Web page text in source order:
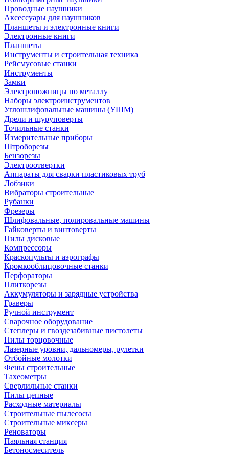
Проводные наушники
Аксессуары для наушников
Планшеты и электронные книги
Электронные книги
Планшеты
Инструменты и строительная техника
Рейсмусовые станки
Инструменты
Замки
Электроножницы по металлу
Наборы электроинструментов
Углошлифовальные машины (УШМ)
Дрели и шуруповерты
Точильные станки
Измерительные приборы
Штроборезы
Бензорезы
Электроотвертки
Аппараты для сварки пластиковых труб
Лобзики
Вибраторы строительные
Рубанки
Фрезеры
Шлифовальные, полировальные машины
Гайковерты и винтоверты
Пилы дисковые
Компрессоры
Краскопульты и аэрографы
Кромкооблицовочные станки
Перфораторы
Плиткорезы
Аккумуляторы и зарядные устройства
Граверы
Ручной инструмент
Сварочное оборудование
Степлеры и гвоздезабивные пистолеты
Пилы торцовочные
Лазерные уровни, дальномеры, рулетки
Отбойные молотки
Фены строительные
Тахеометры
Сверлильные станки
Пилы цепные
Расходные материалы
Строительные пылесосы
Строительные миксеры
Реноваторы
Паяльная станция
Бетоносмеситель